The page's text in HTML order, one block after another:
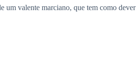
um valente marciano, que tem como